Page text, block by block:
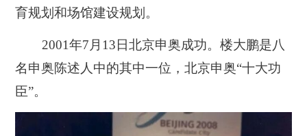
育规划和场馆建设规划。
2001年7月13日北京申奥成功。楼大鹏是八
名申奥陈述人中的其中一位，北京申奥“十大功
臣”。